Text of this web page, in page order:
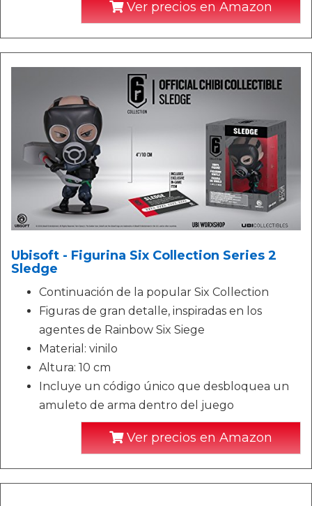
Ver precios en Amazon
Ubisoft - Figurina Six Collection Series 2
Sledge
Continuación de la popular Six Collection
Figuras de gran detalle, inspiradas en los
agentes de Rainbow Six Siege
Material: vinilo
Altura: 10 cm
Incluye un código único que desbloquea un
amuleto de arma dentro del juego
Ver precios en Amazon